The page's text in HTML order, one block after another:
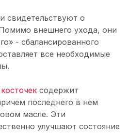
свидетельствуют о
внешнего ухода, они
- сбалансированного
все необходимые
содержит
последнего в нем
масле. Эти
улучшают состояние